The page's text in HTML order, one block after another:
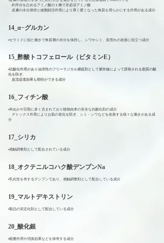
約半分を占めるアミノ酸の１種で非必須アミノ酸
皮膚の水分保持と細胞賦活作用により厚く硬くなった角質を滑らかにする作用がある成分
14_α−グルカン
▪️セラミドに似た働きで角質層の水分を保持し、シワやシミ、肌荒れの改善に役立つ成分
15_酢酸トコフェロール（ビタミンE）
▪️抗酸化作用があり油溶性のフリーラジカル捕捉剤として紫外線によって誘発される脂質の酸
化を防ぎ、
血流促進効果も期待ができる成分
16_フィチン酸
▪️米ぬかや豆類に多く含まれており植物由来の安全な抗酸化剤の成分
デトックス作用によりお肌の老化を防ぎ、シミ・シワなどを改善する様々な働きがある成
分
17_シリカ
▪️感触調整剤として配合されている成分
18_オクテニルコハク酸デンプンNa
▪️乳化性を有するデンプンであり、感触調整剤として配合している成分
19_マルトデキストリン
▪️製品の安定化剤として配合している成分
20_酸化銀
▪️殺菌作用や消臭効果などを保有する成分